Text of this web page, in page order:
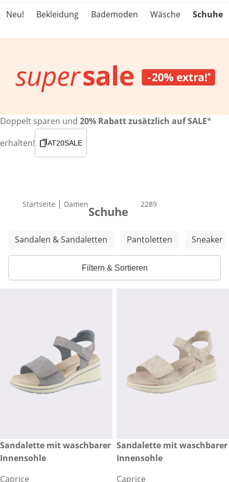
Neu!
Bekleidung Bademoden Wäsche Schuhe
Doppelt sparen und 20% Rabatt zusätzlich auf SALE*
erhalten!
AT20SALE
Startseite | DamenSchuhe Produkte
2289
Weitere Kategorien überspringen
Sandalen & Sandaletten Pantoletten Sneaker
Filtern & Sortieren
€ 90,00
Sandalette mit waschbarer
Innensohle
Caprice
€ 90,00
Sandalette mit waschbarer
Innensohle
Caprice